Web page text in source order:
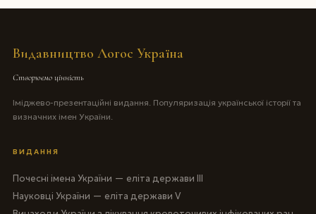
Видавництво Логос Україна
Створюємо цінність
Іміджево-презентаційні видання. Популяризація української історії та
визначних імен України.
ВИДАННЯ
Почесні імена України — еліта держави III
Науковці України — еліта держави V